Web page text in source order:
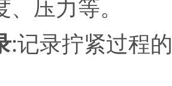
压力等。
:记录拧紧过程